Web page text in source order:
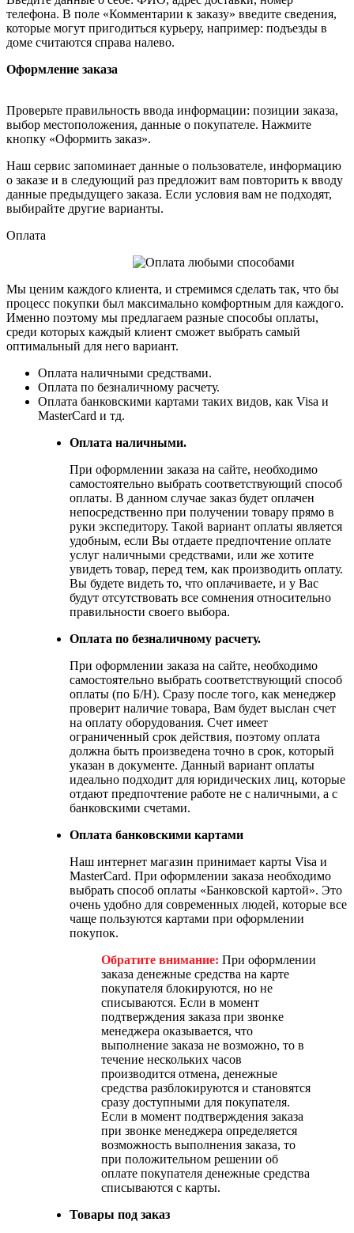
телефона. В поле «Комментарии к заказу» введите сведения,
которые могут пригодиться курьеру, например: подъезды в
доме считаются справа налево.
Оформление заказа
Проверьте правильность ввода информации: позиции заказа,
выбор местоположения, данные о покупателе. Нажмите
кнопку «Оформить заказ».
Наш сервис запоминает данные о пользователе, информацию
о заказе и в следующий раз предложит вам повторить к вводу
данные предыдущего заказа. Если условия вам не подходят,
выбирайте другие варианты.
Оплата
Мы ценим каждого клиента, и стремимся сделать так, что бы
процесс покупки был максимально комфортным для каждого.
Именно поэтому мы предлагаем разные способы оплаты,
среди которых каждый клиент сможет выбрать самый
оптимальный для него вариант.
Оплата наличными средствами.
Оплата по безналичному расчету.
Оплата банковскими картами таких видов, как Visa и
MasterCard и тд.
Оплата наличными.
При оформлении заказа на сайте, необходимо
самостоятельно выбрать соответствующий способ
оплаты. В данном случае заказ будет оплачен
непосредственно при получении товару прямо в
руки экспедитору. Такой вариант оплаты является
удобным, если Вы отдаете предпочтение оплате
услуг наличными средствами, или же хотите
увидеть товар, перед тем, как производить оплату.
Вы будете видеть то, что оплачиваете, и у Вас
будут отсутствовать все сомнения относительно
правильности своего выбора.
Оплата по безналичному расчету.
При оформлении заказа на сайте, необходимо
самостоятельно выбрать соответствующий способ
оплаты (по Б/Н). Сразу после того, как менеджер
проверит наличие товара, Вам будет выслан счет
на оплату оборудования. Счет имеет
ограниченный срок действия, поэтому оплата
должна быть произведена точно в срок, который
указан в документе. Данный вариант оплаты
идеально подходит для юридических лиц, которые
отдают предпочтение работе не с наличными, а с
банковскими счетами.
Оплата банковскими картами
Наш интернет магазин принимает карты Visa и
MasterCard. При оформлении заказа необходимо
выбрать способ оплаты «Банковской картой». Это
очень удобно для современных людей, которые все
чаще пользуются картами при оформлении
покупок.
Обратите внимание: При оформлении
заказа денежные средства на карте
покупателя блокируются, но не
списываются. Если в момент
подтверждения заказа при звонке
менеджера оказывается, что
выполнение заказа не возможно, то в
течение нескольких часов
производится отмена, денежные
средства разблокируются и становятся
сразу доступными для покупателя.
Если в момент подтверждения заказа
при звонке менеджера определяется
возможность выполнения заказа, то
при положительном решении об
оплате покупателя денежные средства
списываются с карты.
Товары под заказ